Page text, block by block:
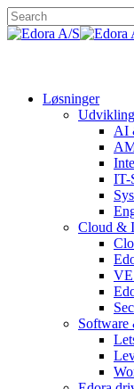
Skip
to
Close
Løsninger
AI
IT-
Cloud &
VE
Software